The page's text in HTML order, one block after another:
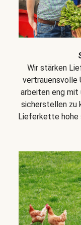
Wir stärken
vertrauensvolle
arbeiten eng mit
sicherstellen zu
Lieferkette hohe